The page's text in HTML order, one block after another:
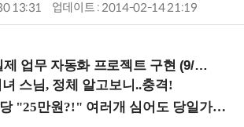
13:31 업데이트 : 2014-02-14 21:19
자동화 프로젝트 구현 (9/16 ~17 강남역)